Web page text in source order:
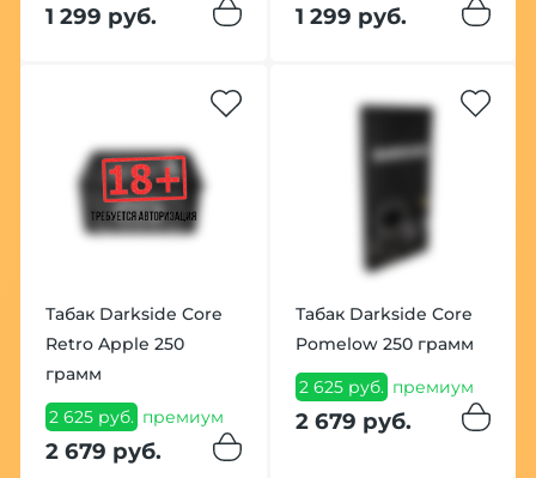
1 299 руб. 1 299 руб.
Табак Darkside Core
Retro Apple 250
грамм
2 625 руб. премиум
2 679 руб.
Табак Darkside Core
Pomelow 250 грамм
2 625 руб. премиум
2 679 руб.